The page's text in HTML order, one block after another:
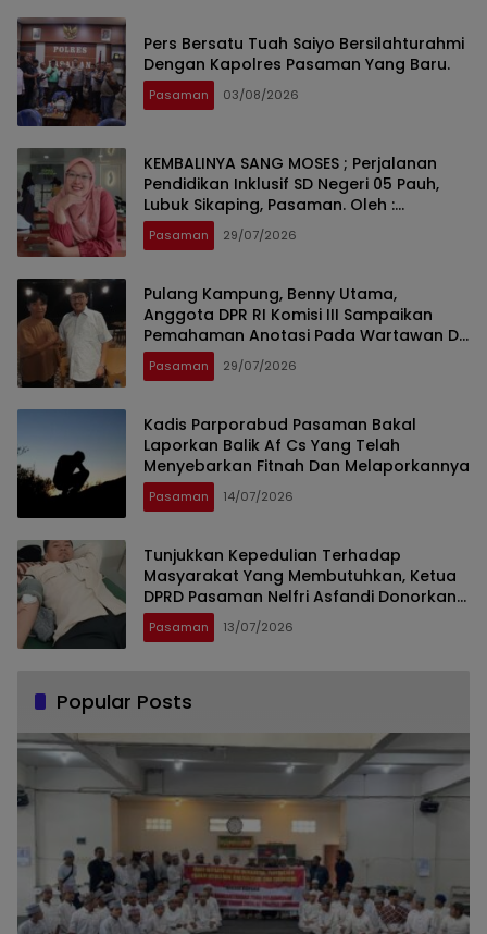
Pers Bersatu Tuah Saiyo Bersilahturahmi
Dengan Kapolres Pasaman Yang Baru.
Pasaman 03/08/2026
KEMBALINYA SANG MOSES ; Perjalanan
Pendidikan Inklusif SD Negeri 05 Pauh,
Lubuk Sikaping, Pasaman. Oleh :
Rahmawati Ismar SS ( Guru SDN Pauh ,
Lubuk Sikaping, Pasaman.)
Pasaman 29/07/2026
Pulang Kampung, Benny Utama,
Anggota DPR RI Komisi III Sampaikan
Pemahaman Anotasi Pada Wartawan Di
Pasaman
Pasaman 29/07/2026
Kadis Parporabud Pasaman Bakal
Laporkan Balik Af Cs Yang Telah
Menyebarkan Fitnah Dan Melaporkannya
Pasaman 14/07/2026
Tunjukkan Kepedulian Terhadap
Masyarakat Yang Membutuhkan, Ketua
DPRD Pasaman Nelfri Asfandi Donorkan
Darahnya
Pasaman 13/07/2026
Popular Posts